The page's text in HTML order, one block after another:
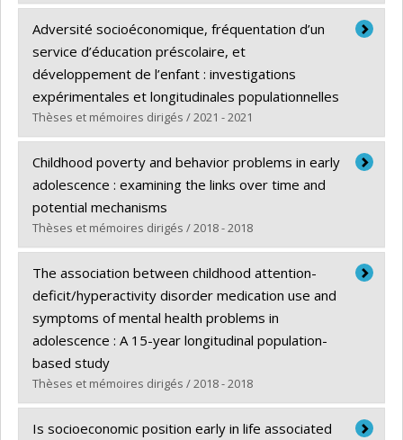
Diplômé(e) :Ahun, Marilyn Naana
Cycle :Doctorat
Diplôme obtenu :Ph. D.
Lien vers le document dans Papyrus
Adversité socioéconomique, fréquentation d’un
service d’éducation préscolaire, et
développement de l’enfant : investigations
expérimentales et longitudinales populationnelles
Thèses et mémoires dirigés / 2021 - 2021
Diplômé(e) :Larose, Marie-Pier
Cycle :Doctorat
Diplôme obtenu :Ph. D.
Lien vers le document dans Papyrus
Childhood poverty and behavior problems in early
adolescence : examining the links over time and
potential mechanisms
Thèses et mémoires dirigés / 2018 - 2018
Diplômé(e) :Mazza Sampaio Elesbao, Julia Rachel
Cycle :Doctorat
Diplôme obtenu :Ph. D.
Lien vers le document dans Papyrus
The association between childhood attention-
deficit/hyperactivity disorder medication use and
symptoms of mental health problems in
adolescence : A 15-year longitudinal population-
based study
Thèses et mémoires dirigés / 2018 - 2018
Diplômé(e) :Sabirova, Alina
Is socioeconomic position early in life associated